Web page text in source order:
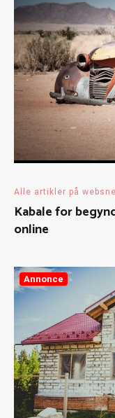
Alle artikler på
Kabale for
online
Annonce